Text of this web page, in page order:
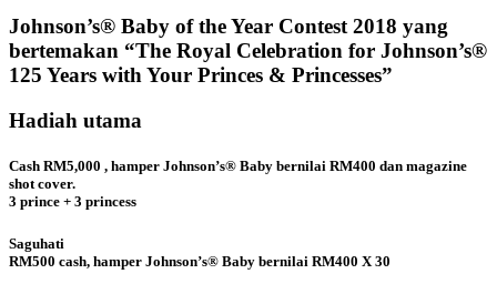
Johnson’s® Baby of the Year Contest 2018 yang
bertemakan “The Royal Celebration for Johnson’s®
125 Years with Your Princes & Princesses”
Hadiah utama
Cash RM5,000 , hamper Johnson’s® Baby bernilai RM400 dan magazine
shot cover.
3 prince + 3 princess
Saguhati
RM500 cash, hamper Johnson’s® Baby bernilai RM400 X 30